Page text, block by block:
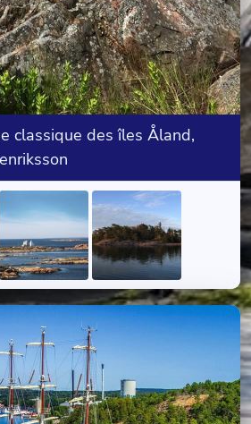
classique des îles Åland,